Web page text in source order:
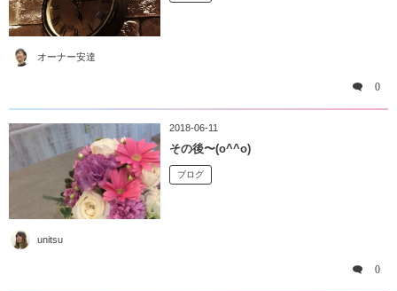
オーナー安達
0
2018-06-11
その後〜(o^^o)
ブログ
unitsu
0